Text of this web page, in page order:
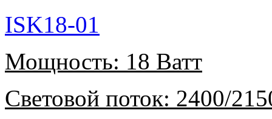
ISK18-01
Мощность: 18 Ватт
Световой поток: 2400/